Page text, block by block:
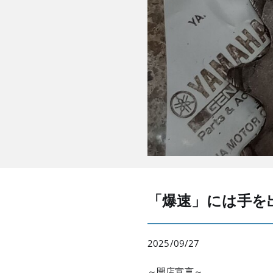
「爆速」には手
2025/09/27